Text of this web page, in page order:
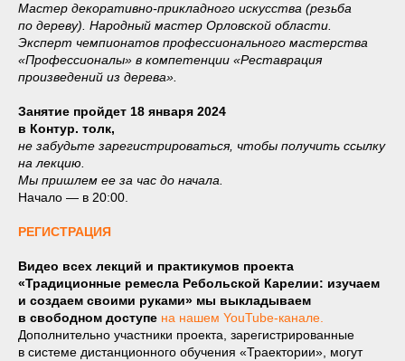
Мастер декоративно-прикладного искусства (резьба
по дереву). Народный мастер Орловской области.
Эксперт чемпионатов профессионального мастерства
«Профессионалы» в компетенции «Реставрация
произведений из дерева».
Занятие пройдет 18 января 2024
в Контур. толк,
не забудьте зарегистрироваться, чтобы получить ссылку
на лекцию.
Мы пришлем ее за час до начала.
Начало — в 20:00.
РЕГИСТРАЦИЯ
Видео всех лекций и практикумов проекта
«Традиционные ремесла Ребольской Карелии: изучаем
и создаем своими руками» мы выкладываем
в свободном доступе на нашем YouTube-канале.
Дополнительно участники проекта, зарегистрированные
в системе дистанционного обучения «Траектории», могут